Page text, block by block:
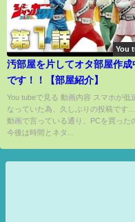
You
汚部屋を片してオタ部屋作成
です！！【部屋紹介】
You tubeで見る 動画内容 スマホが低
なっていた為、久しぶりの投稿です…
動画で言っている通り、PCを買った
今後は時間とネタ...